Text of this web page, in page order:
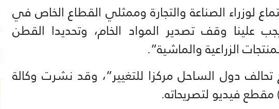
لوزراء الصناعة والتجارة وممثلي القطاع الخاص في
علينا وقف تصدير المواد الخام، وتحديدا القطن
الزراعية والماشية”.
دول الساحل مركزا للتغيير”، وقد نشرت وكالة